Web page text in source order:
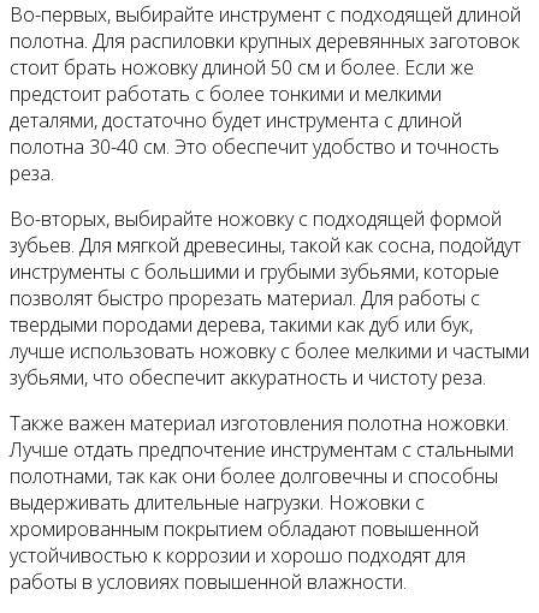
Во-первых, выбирайте инструмент с подходящей длиной
полотна. Для распиловки крупных деревянных заготовок
стоит брать ножовку длиной 50 см и более. Если же
предстоит работать с более тонкими и мелкими
деталями, достаточно будет инструмента с длиной
полотна 30-40 см. Это обеспечит удобство и точность
реза.
Во-вторых, выбирайте ножовку с подходящей формой
зубьев. Для мягкой древесины, такой как сосна, подойдут
инструменты с большими и грубыми зубьями, которые
позволят быстро прорезать материал. Для работы с
твердыми породами дерева, такими как дуб или бук,
лучше использовать ножовку с более мелкими и частыми
зубьями, что обеспечит аккуратность и чистоту реза.
Также важен материал изготовления полотна ножовки.
Лучше отдать предпочтение инструментам с стальными
полотнами, так как они более долговечны и способны
выдерживать длительные нагрузки. Ножовки с
хромированным покрытием обладают повышенной
устойчивостью к коррозии и хорошо подходят для
работы в условиях повышенной влажности.